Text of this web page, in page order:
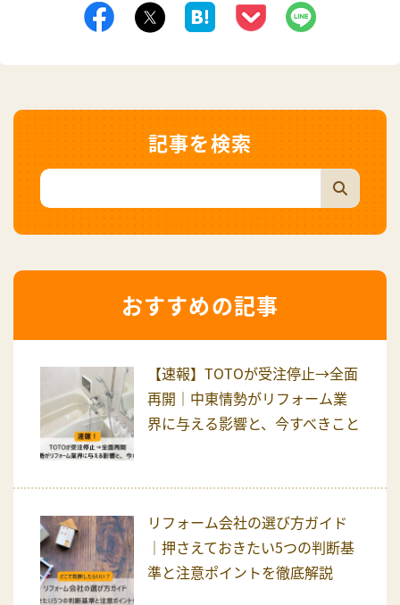
記事を検索
おすすめの記事
【速報】TOTOが受注停止→全面
再開｜中東情勢がリフォーム業
界に与える影響と、今すべきこと
リフォーム会社の選び方ガイド
｜押さえておきたい5つの判断基
準と注意ポイントを徹底解説